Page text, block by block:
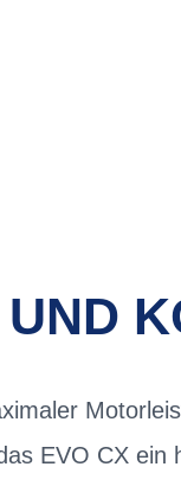
EVO CX ein